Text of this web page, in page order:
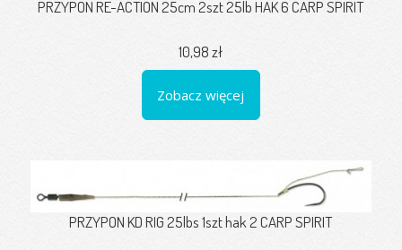
PRZYPON RE-ACTION 25cm 2szt 25lb HAK 6 CARP SPIRIT
10,98 zł
Zobacz więcej
PRZYPON KD RIG 25lbs 1szt hak 2 CARP SPIRIT